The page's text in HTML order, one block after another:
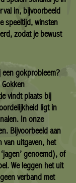
in, bijvoorbeeld
speeltijd, winsten
zodat je bewust
gokprobleem?
vindt plaats bij
ligt in
In onze
Bijvoorbeeld aan
van uitgaven, het
genoemd), of
We leggen het uit
verband met